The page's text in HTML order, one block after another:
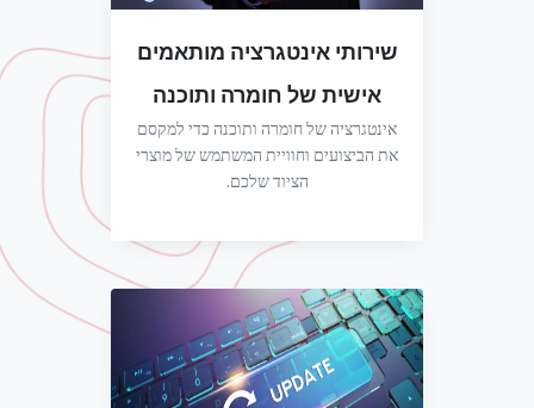
שירותי אינטגרציה מותאמים
אישית של חומרה ותוכנה
אינטגרציה של חומרה ותוכנה כדי למקסם
את הביצועים וחוויית המשתמש של מוצרי
הציוד שלכם.